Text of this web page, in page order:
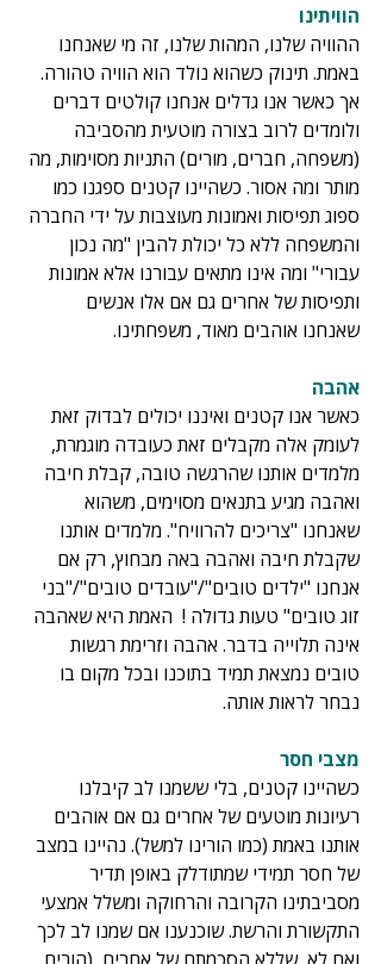
הוויתינו
ההוויה שלנו, המהות שלנו, זה מי שאנחנו
באמת. תינוק כשהוא נולד הוא הוויה טהורה.
אך כאשר אנו גדלים אנחנו קולטים דברים
ולומדים לרוב בצורה מוטעית מהסביבה
(משפחה, חברים, מורים) התניות מסוימות, מה
מותר ומה אסור. כשהיינו קטנים ספגנו כמו
ספוג תפיסות ואמונות מעוצבות על ידי החברה
והמשפחה ללא כל יכולת להבין "מה נכון
עבורי" ומה אינו מתאים עבורנו אלא אמונות
ותפיסות של אחרים גם אם אלו אנשים
שאנחנו אוהבים מאוד, משפחתינו.
אהבה
כאשר אנו קטנים ואיננו יכולים לבדוק זאת
לעומק אלה מקבלים זאת כעובדה מוגמרת,
מלמדים אותנו שהרגשה טובה, קבלת חיבה
ואהבה מגיע בתנאים מסוימים, משהוא
שאנחנו "צריכים להרוויח". מלמדים אותנו
שקבלת חיבה ואהבה באה מבחוץ, רק אם
אנחנו "ילדים טובים"/"עובדים טובים"/"בני
זוג טובים" טעות גדולה !  האמת היא שאהבה
אינה תלוייה בדבר. אהבה וזרימת רגשות
טובים נמצאת תמיד בתוכנו ובכל מקום בו
נבחר לראות אותה.
מצבי חסר
כשהיינו קטנים, בלי ששמנו לב קיבלנו
רעיונות מוטעים של אחרים גם אם אוהבים
אותנו באמת (כמו הורינו למשל). נהיינו במצב
של חסר תמידי שמתודלק באופן תדיר
מסביבתינו הקרובה והרחוקה ומשלל אמצעי
התקשורת והרשת. שוכנענו אם שמנו לב לכך